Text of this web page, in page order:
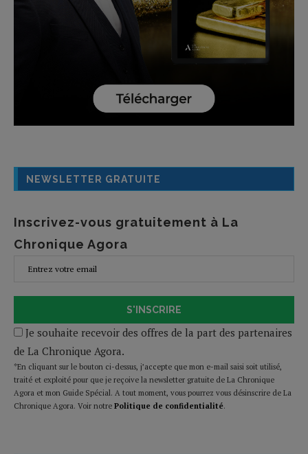
NEWSLETTER GRATUITE
Inscrivez-vous gratuitement à La
Chronique Agora
S'INSCRIRE
Je souhaite recevoir des offres de la part des partenaires
de La Chronique Agora.
*En cliquant sur le bouton ci-dessus, j’accepte que mon e-mail saisi soit utilisé,
traité et exploité pour que je reçoive la newsletter gratuite de La Chronique
Agora et mon Guide Spécial. A tout moment, vous pourrez vous désinscrire de La
Chronique Agora. Voir notre Politique de confidentialité.